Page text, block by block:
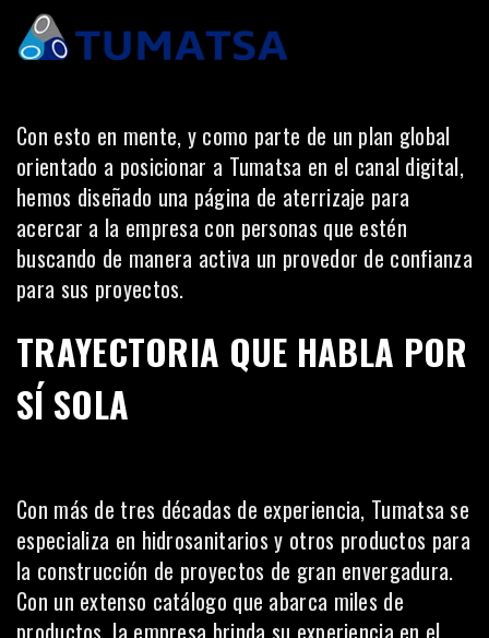
Con esto en mente, y como parte de un plan global
orientado a posicionar a Tumatsa en el canal digital,
hemos diseñado una página de aterrizaje para
acercar a la empresa con personas que estén
buscando de manera activa un provedor de confianza
para sus proyectos.
TRAYECTORIA QUE HABLA POR
SÍ SOLA
Con más de tres décadas de experiencia, Tumatsase
especializa en hidrosanitarios y otros productos para
la construcción de proyectos de gran envergadura.
Con un extenso catálogo que abarca miles de
productos, la empresa brinda su experiencia en el